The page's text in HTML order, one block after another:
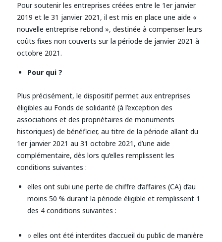
Pour soutenir les entreprises créées entre le 1er janvier
2019 et le 31 janvier 2021, il est mis en place une aide «
nouvelle entreprise rebond », destinée à compenser leurs
coûts fixes non couverts sur la période de janvier 2021 à
octobre 2021.
Pour qui ?
Plus précisément, le dispositif permet aux entreprises
éligibles au Fonds de solidarité (à l’exception des
associations et des propriétaires de monuments
historiques) de bénéficier, au titre de la période allant du
1er janvier 2021 au 31 octobre 2021, d’une aide
complémentaire, dès lors qu’elles remplissent les
conditions suivantes :
elles ont subi une perte de chiffre d’affaires (CA) d’au
moins 50 % durant la période éligible et remplissent 1
des 4 conditions suivantes :
○ elles ont été interdites d’accueil du public de manière